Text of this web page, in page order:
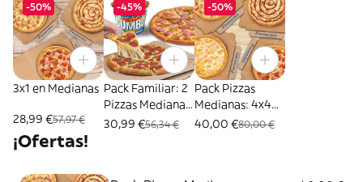
-50%
3x1 en Medianas
28,99 €57,97 €
-45%
Pack Familiar: 2
Pizzas Medianas
+ Mega Cubo
30,99 €56,34 €
-50%
Pack Pizzas
Medianas: 4x40
EUR
40,00 €80,00 €
¡Ofertas!